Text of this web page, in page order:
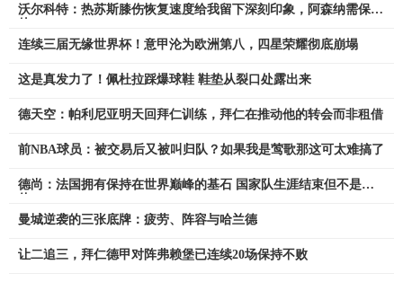
沃尔科特：热苏斯膝伤恢复速度给我留下深刻印象，阿森纳需保护
连续三届无缘世界杯！意甲沦为欧洲第八，四星荣耀彻底崩塌
这是真发力了！佩杜拉踩爆球鞋 鞋垫从裂口处露出来
德天空：帕利尼亚明天回拜仁训练，拜仁在推动他的转会而非租借
前NBA球员：被交易后又被叫归队？如果我是莺歌那这可太难搞了
德尚：法国拥有保持在世界巅峰的基石 国家队生涯结束但不是退
曼城逆袭的三张底牌：疲劳、阵容与哈兰德
让二追三，拜仁德甲对阵弗赖堡已连续20场保持不败